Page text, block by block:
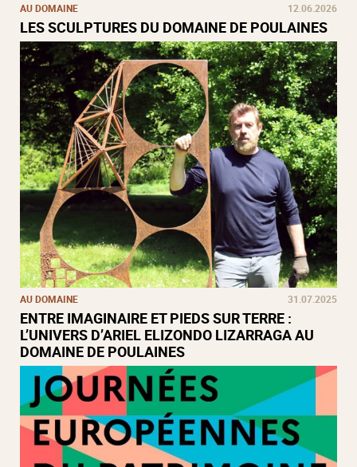
AU DOMAINE 12.06.2026
LES SCULPTURES DU DOMAINE DE POULAINES
AU DOMAINE 31.07.2025
ENTRE IMAGINAIRE ET PIEDS SUR TERRE :
L’UNIVERS D’ARIEL ELIZONDO LIZARRAGA AU
DOMAINE DE POULAINES